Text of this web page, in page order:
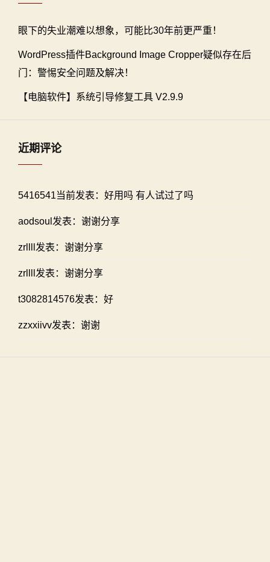
眼下的失业潮难以想象，可能比30年前更严重！
WordPress插件Background Image Cropper疑似存在后
门：警惕安全问题及解决！
【电脑软件】系统引导修复工具 V2.9.9
近期评论
5416541当前发表：好用吗 有人试过了吗
aodsoul发表：谢谢分享
zrllll发表：谢谢分享
zrllll发表：谢谢分享
t3082814576发表：好
zzxxiivv发表：谢谢